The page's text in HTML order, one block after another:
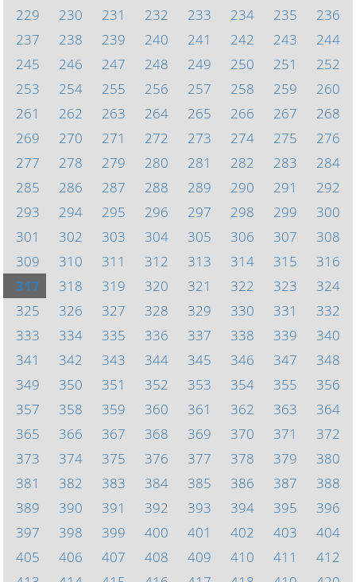
229
230 231 232 233 234 235
236
237
238 239 240 241 242 243
244
245
246 247 248 249 250 251
252
253
254 255 256 257 258 259
260
261
262 263 264 265 266 267
268
269
270 271 272 273 274 275
276
277
278 279 280 281 282 283
284
285
286 287 288 289 290 291
292
293
294 295 296 297 298 299
300
301
302 303 304 305 306 307
308
309
310 311 312 313 314 315
316
317
318 319 320 321 322 323
324
325
326 327 328 329 330 331
332
333
334 335 336 337 338 339
340
341
342 343 344 345 346 347
348
349
350 351 352 353 354 355
356
357
358 359 360 361 362 363
364
365
366 367 368 369 370 371
372
373
374 375 376 377 378 379
380
381
382 383 384 385 386 387
388
389
390 391 392 393 394 395
396
397
398 399 400 401 402 403
404
405
406 407 408 409 410 411
412